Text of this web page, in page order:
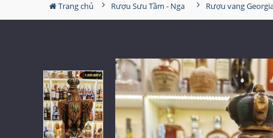
Trang chủ Rượu Sưu Tầm - Nga